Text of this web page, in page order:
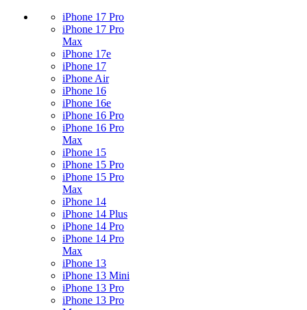
iPhone 17 Pro
iPhone 17 Pro
Max
iPhone 17e
iPhone 17
iPhone Air
iPhone 16
iPhone 16e
iPhone 16 Pro
iPhone 16 Pro
Max
iPhone 15
iPhone 15 Pro
iPhone 15 Pro
Max
iPhone 14
iPhone 14 Plus
iPhone 14 Pro
iPhone 14 Pro
Max
iPhone 13
iPhone 13 Mini
iPhone 13 Pro
iPhone 13 Pro